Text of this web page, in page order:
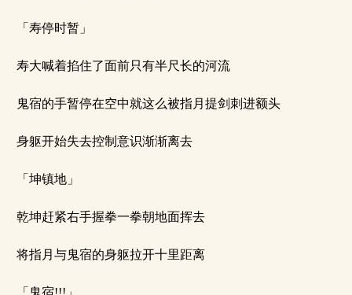
「寿停时暂」
寿大喊着掐住了面前只有半尺长的河流
鬼宿的手暂停在空中就这么被指月提剑刺进额头
身躯开始失去控制意识渐渐离去
「坤镇地」
乾坤赶紧右手握拳一拳朝地面挥去
将指月与鬼宿的身躯拉开十里距离
「鬼宿!!!」